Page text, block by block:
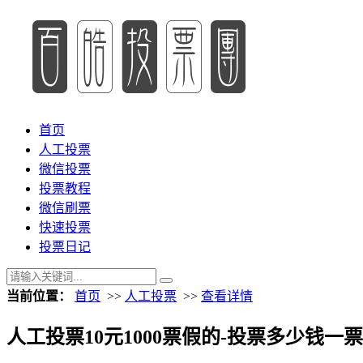
首页
人工投票
微信投票
投票教程
微信刷票
快速投票
投票日记
当前位置： 首页 >> 人工投票 >> 查看详情
人工投票10元1000票假的-投票多少钱一